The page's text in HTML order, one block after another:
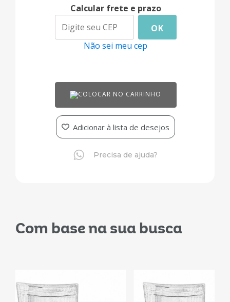
Calcular frete e prazo
OK
Não sei meu cep
COLOCAR NO CARRINHO
Adicionar à lista de desejos
Precisa de ajuda?
Com base na sua busca